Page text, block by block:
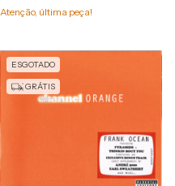
Atenção, última peça!
ESGOTADO
GRÁTIS